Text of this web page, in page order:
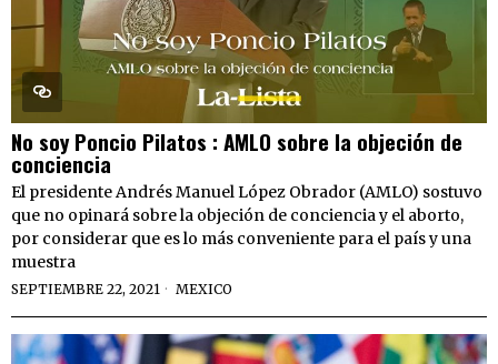
No soy Poncio Pilatos : AMLO sobre la objeción de
conciencia
El presidente Andrés Manuel López Obrador (AMLO) sostuvo
que no opinará sobre la objeción de conciencia y el aborto,
por considerar que es lo más conveniente para el país y una
muestra
SEPTIEMBRE 22, 2021 MEXICO